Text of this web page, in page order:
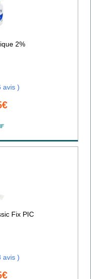
2%
avis )
Fix PIC
avis )